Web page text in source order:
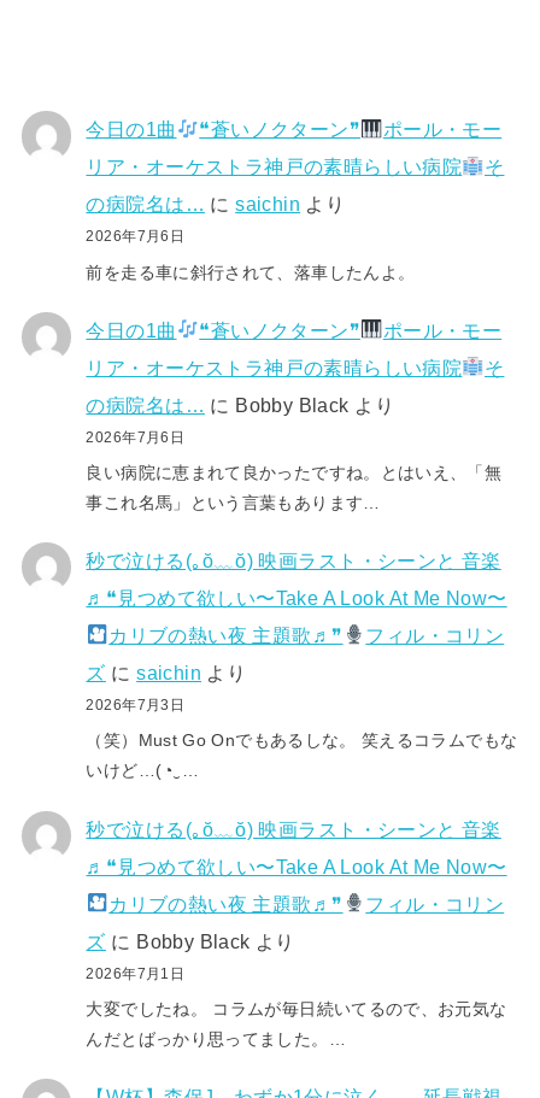
今日の1曲 ❝蒼いノクターン❞
ポール・モー
リア・オーケストラ神戸の素晴らしい病院
そ
の病院名は… にsaichin より
2026年7月6日
前を走る車に斜行されて、落車したんよ。
今日の1曲 ❝蒼いノクターン❞
ポール・モー
リア・オーケストラ神戸の素晴らしい病院
そ
の病院名は… に Bobby Black より
2026年7月6日
良い病院に恵まれて良かったですね。とはいえ、「無
事これ名馬」という言葉もあります…
秒で泣ける(⁠｡⁠ŏ⁠﹏⁠ŏ⁠) 映画ラスト・シーンと 音楽
♬❝見つめて欲しい〜Take A Look At Me Now〜
カリブの熱い夜 主題歌♬❞
フィル・コリン
ズ にsaichin より
2026年7月3日
（笑）Must Go Onでもあるしな。 笑えるコラムでもな
いけど…(⁠◔⁠‿⁠…
秒で泣ける(⁠｡⁠ŏ⁠﹏⁠ŏ⁠) 映画ラスト・シーンと 音楽
♬❝見つめて欲しい〜Take A Look At Me Now〜
カリブの熱い夜 主題歌♬❞
フィル・コリン
ズ に Bobby Black より
2026年7月1日
大変でしたね。 コラムが毎日続いてるので、お元気な
んだとばっかり思ってました。…